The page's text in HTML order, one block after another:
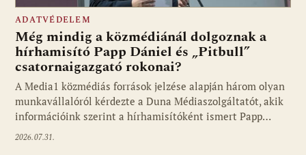
ADATVÉDELEM
Még mindig a közmédiánál dolgoznak a
hírhamisító Papp Dániel és „Pitbull”
csatornaigazgató rokonai?
A Media1 közmédiás források jelzése alapján három olyan
munkavállalóról kérdezte a Duna Médiaszolgáltatót, akik
információink szerint a hírhamisítóként ismert Papp…
2026.07.31.